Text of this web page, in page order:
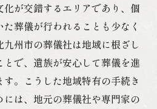
が交錯するエリアであり、個
葬儀が行われることも少なく
州市の葬儀社は地域に根ざし
で、遺族が安心して葬儀を進
。こうした地域特有の手続き
には、地元の葬儀社や専門家の